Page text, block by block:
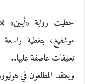
حظيت رواية «أيلين»
موشفيغ، بتغطية
تعليقات عاصفة عليها..
ويعتقد المطلعون في